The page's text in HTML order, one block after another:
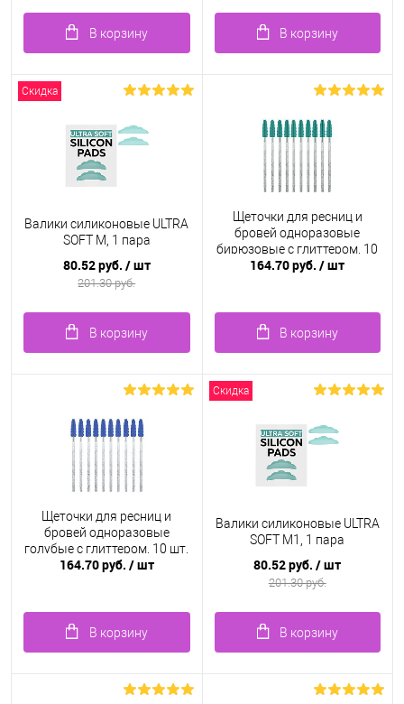
В корзину В корзину
Скидка
Валики силиконовые ULTRA
SOFT M, 1 пара
80.52 руб. / шт
201.30 руб.
В корзину
Щеточки для ресниц и
бровей одноразовые
бирюзовые с глиттером, 10
шт.
164.70 руб./ шт
В корзину
Щеточки для ресниц и
бровей одноразовые
голубые с глиттером, 10 шт.
164.70 руб. / шт
В корзину
Скидка
Валики силиконовые ULTRA
SOFT M1, 1 пара
80.52 руб./ шт
201.30 руб.
В корзину